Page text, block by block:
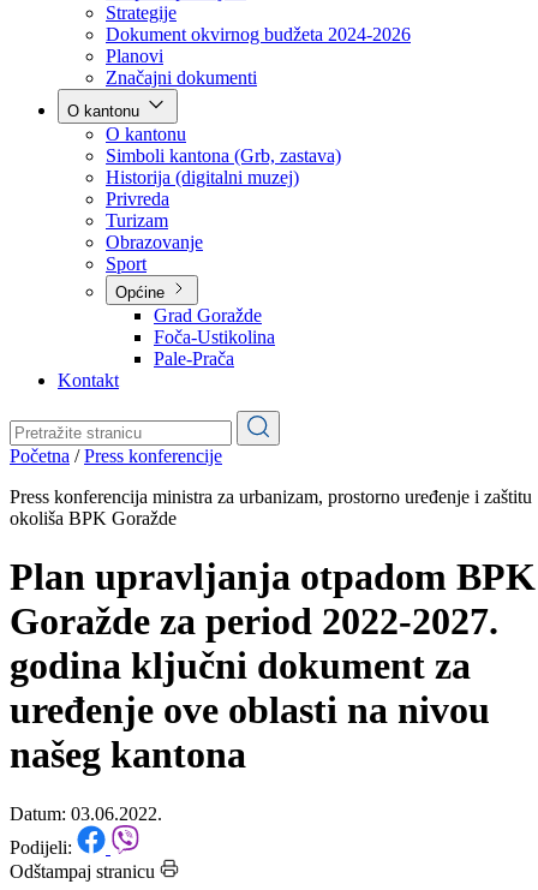
Poslovnik
Program rada Vlade
Ekspoze premijera
Strategije
Dokument okvirnog budžeta 2024-2026
Planovi
Značajni dokumenti
O kantonu
O kantonu
Simboli kantona (Grb, zastava)
Historija (digitalni muzej)
Privreda
Turizam
Obrazovanje
Općine
Pale-Prača
Kontakt
Početna/Press konferencije
Press konferencija ministra za urbanizam, prostorno uređenje i zaštitu
okoliša BPK Goražde
Plan upravljanja otpadom BPK
Goražde za period 2022-2027.
godina ključni dokument za
uređenje ove oblasti na nivou
našeg kantona
Datum: 03.06.2022.